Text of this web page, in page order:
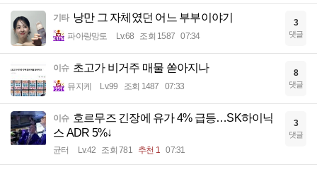
기타 낭만 그 자체였던 어느 부부이야기
파아랑망토 Lv.68 조회 1587 07:34
3
댓글
이슈 초고가 비거주 매물 쏟아지나
뮤지케 Lv.99 조회 1487 07:33
8
댓글
이슈 호르무즈 긴장에 유가 4% 급등…SK하이닉
스 ADR 5%↓
균터 Lv.42 조회 781 추천 1 07:31
3
댓글